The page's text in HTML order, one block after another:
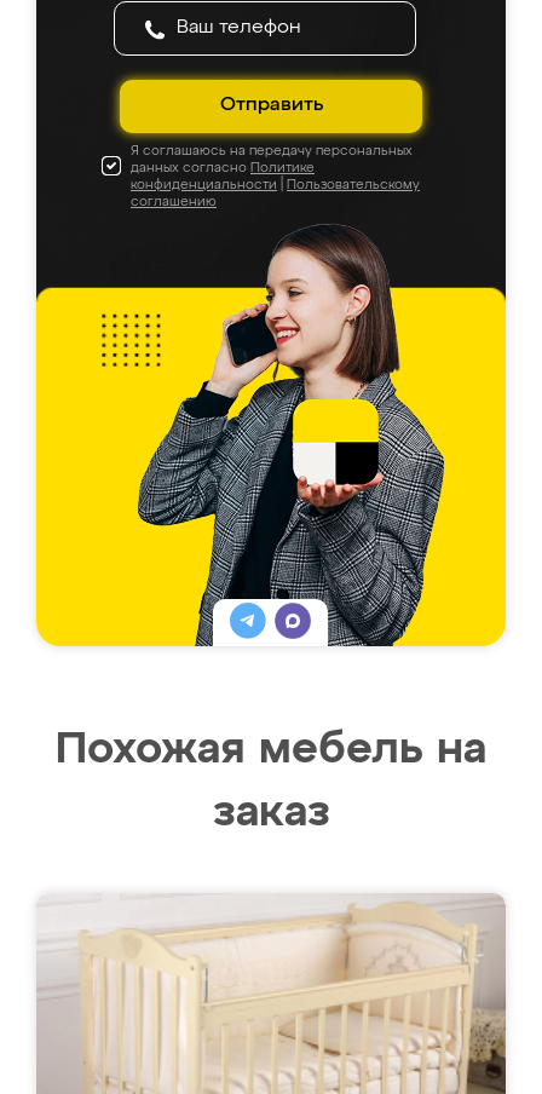
Отправить
Я соглашаюсь на передачу персональных
данных согласно Политике
конфиденциальности
Пользовательскому
соглашению
Похожая мебель на
заказ